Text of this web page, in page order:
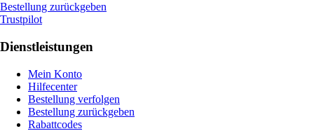
Bestellung zurückgeben
Trustpilot
Dienstleistungen
Mein Konto
Hilfecenter
Bestellung verfolgen
Bestellung zurückgeben
Rabattcodes